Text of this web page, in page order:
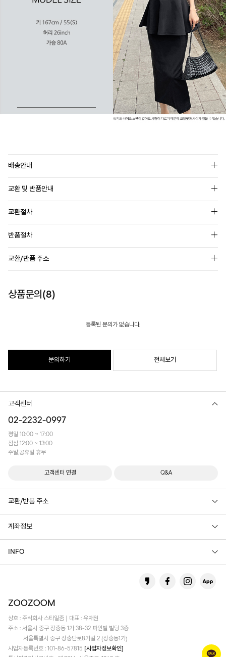
배송안내
교환 및 반품안내
교환절차
반품절차
교환/반품 주소
상품문의(8)
등록된 문의가 없습니다.
문의하기 전체보기
고객센터
02-2232-0997
평일 10:00 ~ 17:00
점심 12:00 ~ 13:00
주말,공휴일 휴무
고객센터 연결 Q&A
교환/반품 주소
계좌정보
INFO
상호 : 주식회사 스타일줌 | 대표 : 유재원
주소 : 서울시 중구 장충동 1가 38-32 파인빌 빌딩 3층
서울특별시 중구 장충단로8가길 2 (장충동1가)
사업자등록번호 : 101-86-57815 [사업자정보확인]